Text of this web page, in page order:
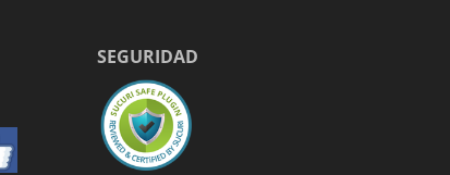
SEGURIDAD